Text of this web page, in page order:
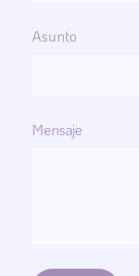
Asunto
Mensaje